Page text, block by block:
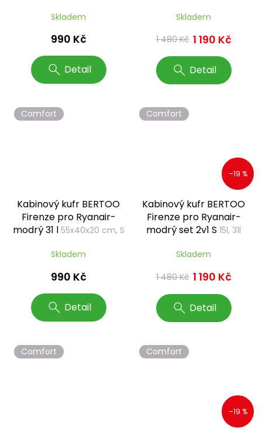
Skladem
990 Kč
Detail
Skladem
1 480 Kč 1 190 Kč
Detail
Comfort
Kabinový kufr BERTOO
Firenze pro Ryanair-
modrý 31 l 55x40x20 cm, S
Skladem
990 Kč
Detail
Comfort
–19 %
Kabinový kufr BERTOO
Firenze pro Ryanair-
modrý set 2v1 S 15l, 31l
Skladem
1 480 Kč 1 190 Kč
Detail
Comfort Comfort
–19 %